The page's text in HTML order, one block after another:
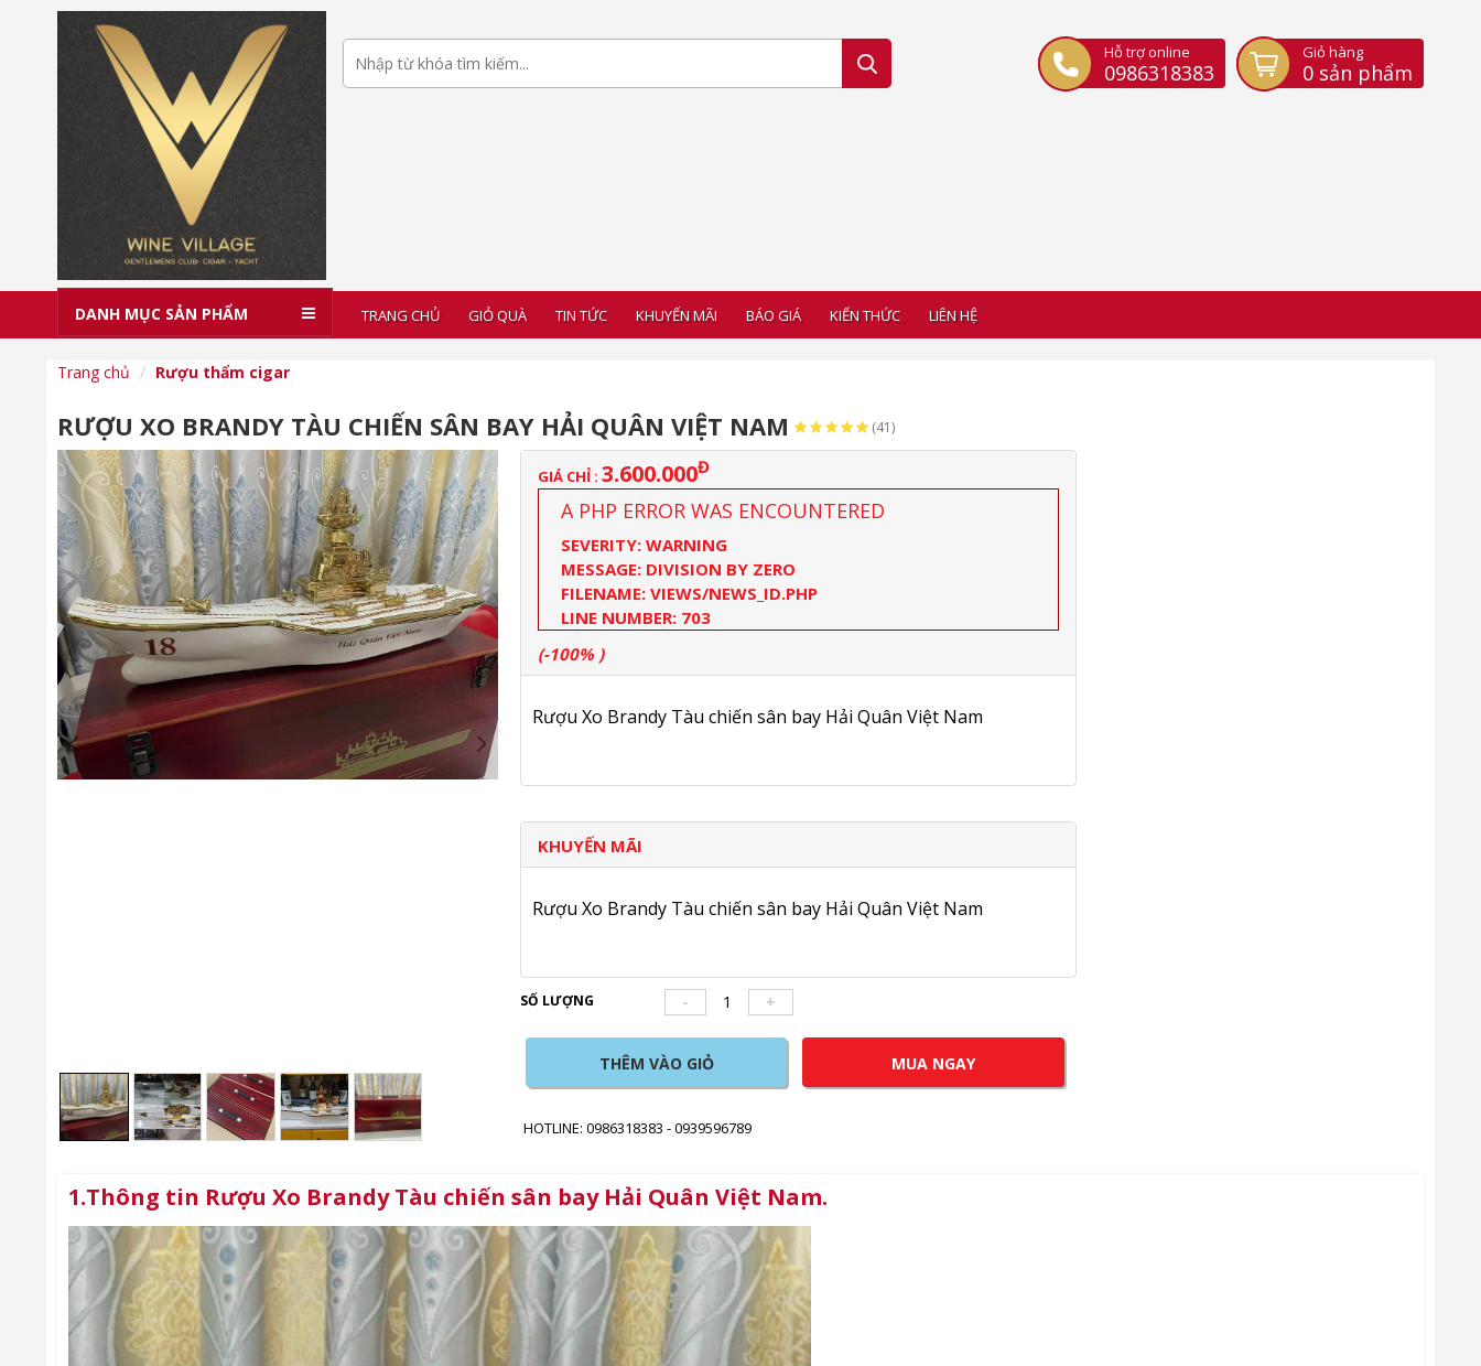
Giỏ hàng
0 sản phẩm
Hỗ trợ online
0986318383
DANH MỤC SẢN PHẨM TRANG CHỦ GIỎ QUÀ TIN TỨC KHUYẾN MÃI BÁO GIÁ KIẾN THỨC LIÊN HỆ
Trang chủ Rượu thẩm cigar
RƯỢU XO BRANDY TÀU CHIẾN SÂN BAY HẢI QUÂN VIỆT NAM (41)
GIÁ CHỈ : 3.600.000Đ
A PHP ERROR WAS ENCOUNTERED
SEVERITY: WARNING
MESSAGE: DIVISION BY ZERO
FILENAME: VIEWS/NEWS_ID.PHP
LINE NUMBER: 703
(-100% )
Rượu Xo Brandy Tàu chiến sân bay Hải Quân Việt Nam
KHUYẾN MÃI
Rượu Xo Brandy Tàu chiến sân bay Hải Quân Việt Nam
SỐ LƯỢNG - +
THÊM VÀO GIỎ MUA NGAY
HOTLINE: 0986318383 - 0939596789
1.Thông tin Rượu Xo Brandy Tàu chiến sân bay Hải Quân Việt Nam.